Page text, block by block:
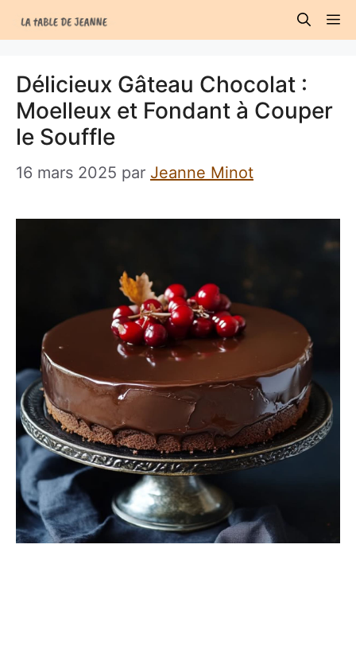
au
Délicieux Gâteau Chocolat :
Moelleux et Fondant à Couper
le Souffle
16 mars 2025 par Jeanne Minot